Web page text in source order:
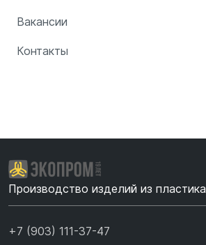
Вакансии
Контакты
Производство изделий из пластика
+7 (903) 111-37-47